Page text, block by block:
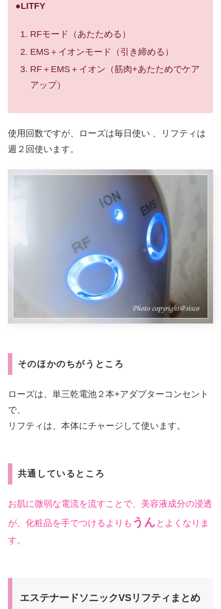
●LITFY
RFモード（あたためる）
EMS＋イオンモード（引き締める）
RF＋EMS＋イオン（筋肉+あたためでケア
アップ）
使用回数ですが、ローズは毎日使い 、リフティは
週２回使います。
そのほかのちがうところ
ローズは、単三乾電池２本+アダプターコンセント
で、
リフティは、本体にチャージして使います。
共通しているところ
お肌に微弱な電流を流すことで、美容液成分の浸透
が、化粧品を手でつけるよりも うん とよくなりま
す。
エステナードソニックVSリフティまとめ